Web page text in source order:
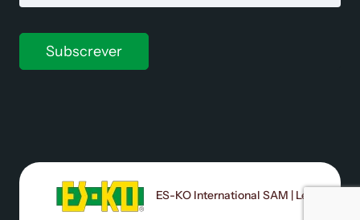
ES-KO International SAM | Le